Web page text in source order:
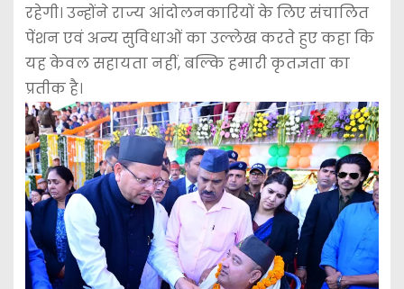
रहेगी। उन्होंने राज्य आंदोलनकारियों के लिए संचालित
पेंशन एवं अन्य सुविधाओं का उल्लेख करते हुए कहा कि
यह केवल सहायता नहीं, बल्कि हमारी कृतज्ञता का
प्रतीक है।